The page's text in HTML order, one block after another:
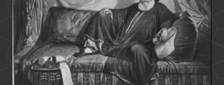
الثورة
والنظام